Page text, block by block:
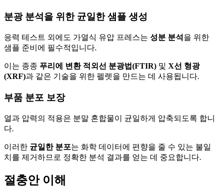
분광 분석을 위한 균일한 샘플 생성
응력 테스트 외에도 가열식 유압 프레스는 성분 분석 을 위한
샘플 준비에 필수적입니다.
이는 종종 푸리에 변환 적외선 분광법(FTIR) 및 X선 형광
(XRF)과 같은 기술을 위한 펠렛을 만드는 데 사용됩니다.
부품 분포 보장
열과 압력의 적용은 분말 혼합물이 균일하게 압축되도록 합니
다.
이러한 균일한 분포는 화학 데이터에 편향을 줄 수 있는 불일
치를 제거하므로 정확한 분석 결과를 얻는 데 중요합니다.
절충안 이해